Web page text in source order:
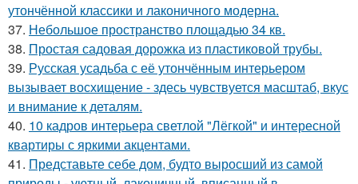
утончённой классики и лаконичного модерна.
37. Небольшое пространство площадью 34 кв.
38. Простая садовая дорожка из пластиковой трубы.
39. Русская усадьба с её утончённым интерьером
вызывает восхищение - здесь чувствуется масштаб, вкус
и внимание к деталям.
40. 10 кадров интерьера светлой "Лёгкой" и интересной
квартиры с яркими акцентами.
41. Представьте себе дом, будто выросший из самой